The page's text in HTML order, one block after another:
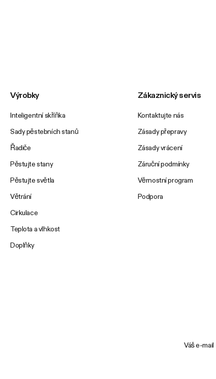
Výrobky
Inteligentní skříňka
Sady pěstebních stanů
Řadiče
Pěstujte stany
Pěstujte světla
Větrání
Cirkulace
Teplota a vlhkost
Doplňky
Zákaznický servis
Kontaktujte nás
Zásady přepravy
Zásady vrácení
Záruční podmínky
Věrnostní program
Podpora